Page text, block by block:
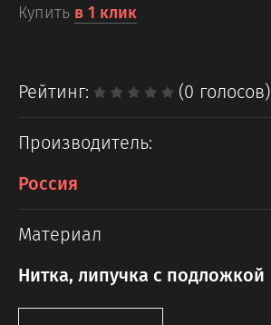
Купить в 1 клик
Рейтинг: (0 голосов)
Производитель:
Россия
Материал
Нитка, липучка с подложкой